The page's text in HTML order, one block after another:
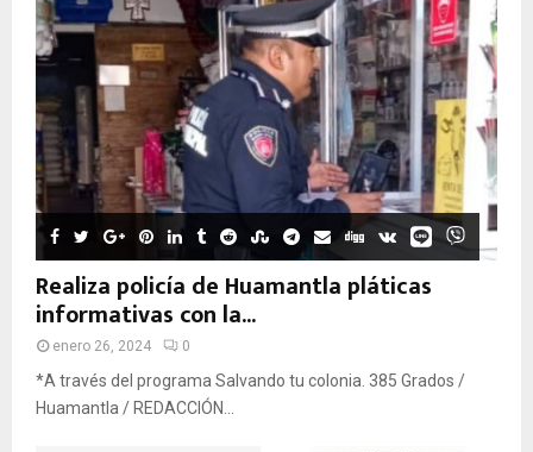
Realiza policía de Huamantla pláticas
informativas con la...
enero 26, 2024 0
*A través del programa Salvando tu colonia. 385 Grados /
Huamantla / REDACCIÓN...